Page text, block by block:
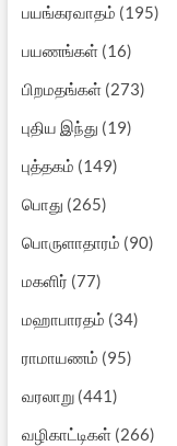
பயங்கரவாதம் (195)
பயணங்கள்(16)
பிறமதங்கள்(273)
புதிய இந்து (19)
புத்தகம் (149)
பொது (265)
பொருளாதாரம் (90)
மகளிர் (77)
மஹாபாரதம் (34)
ராமாயணம் (95)
வரலாறு(441)
வழிகாட்டிகள்(266)